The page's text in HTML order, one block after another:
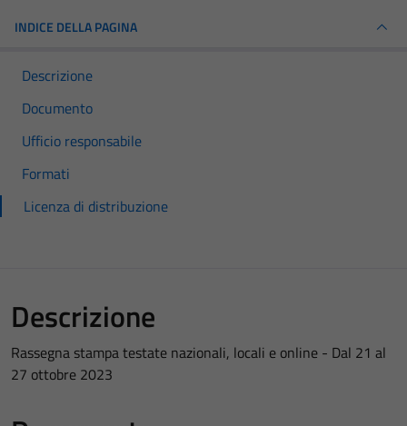
INDICE DELLA PAGINA
Descrizione
Documento
Ufficio responsabile
Formati
Licenza di distribuzione
Descrizione
Rassegna stampa testate nazionali, locali e online - Dal 21 al
27 ottobre 2023